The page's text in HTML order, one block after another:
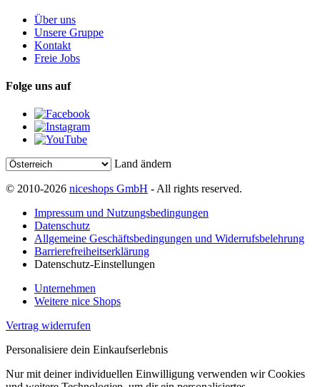
Über uns
Unsere Gruppe
Kontakt
Freie Jobs
Folge uns auf
Land ändern
© 2010-2026 niceshops GmbH - All rights reserved.
Impressum und Nutzungsbedingungen
Datenschutz
Allgemeine Geschäftsbedingungen und Widerrufsbelehrung
Barrierefreiheitserklärung
Datenschutz-Einstellungen
Unternehmen
Weitere nice Shops
Vertrag widerrufen
Personalisiere dein Einkaufserlebnis
Nur mit deiner individuellen Einwilligung verwenden wir Cookies